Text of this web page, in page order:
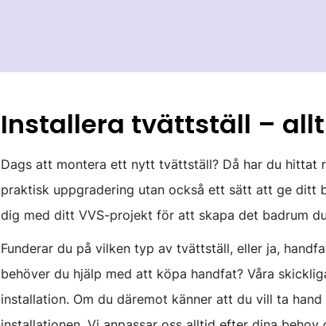
Installera tvättställ –
Dags att montera ett nytt tvättställ? Då har du
praktisk uppgradering utan också ett sätt att ge ditt
dig med ditt VVS-projekt för att skapa det badrum
Funderar du på vilken typ av tvättställ, eller ja,
behöver du hjälp med att köpa handfat? Våra
installation. Om du däremot känner att du vill ta